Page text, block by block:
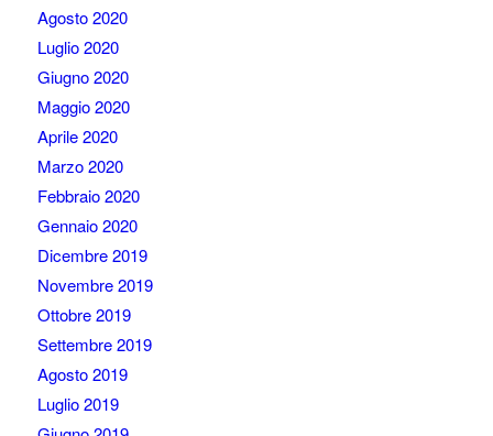
Agosto 2020
Luglio 2020
Giugno 2020
Maggio 2020
Aprile 2020
Marzo 2020
Febbraio 2020
Gennaio 2020
Dicembre 2019
Novembre 2019
Ottobre 2019
Settembre 2019
Agosto 2019
Luglio 2019